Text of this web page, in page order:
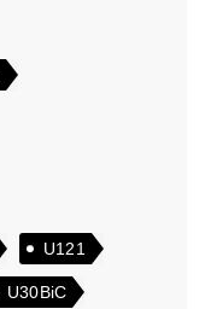
U121
U30BiC